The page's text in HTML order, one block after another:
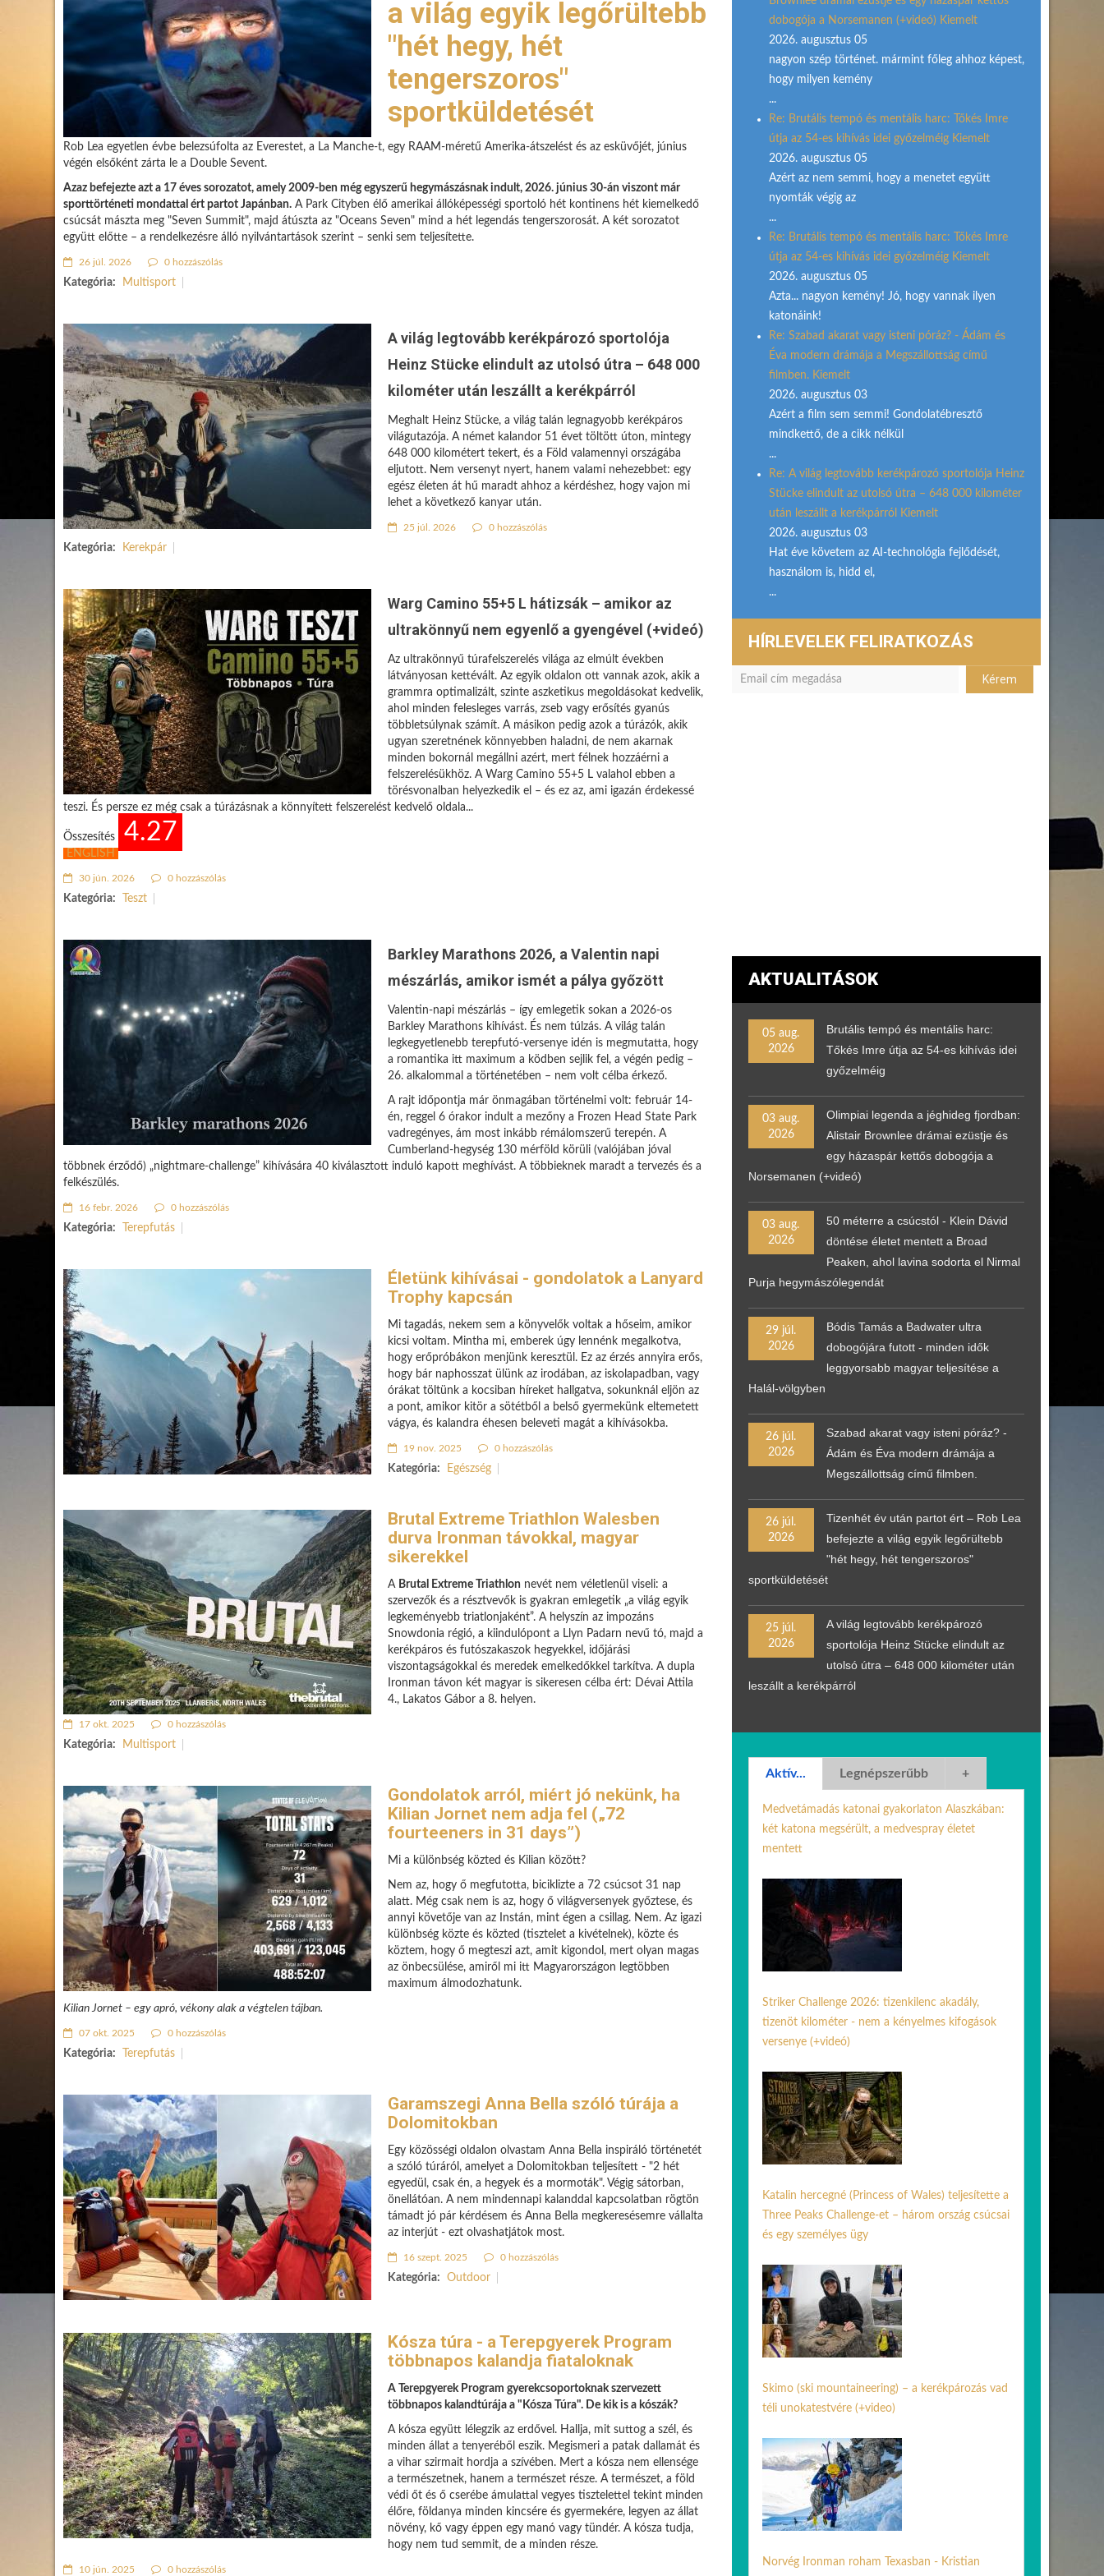
a világ egyik legőrültebb
"hét hegy, hét
tengerszoros"
sportküldetését
Rob Lea egyetlen évbe belezsúfolta az Everestet, a La Manche-t, egy RAAM-méretű Amerika-átszelést és az esküvőjét, június
végén elsőként zárta le a Double Sevent.
Azaz befejezte azt a 17 éves sorozatot, amely 2009-ben még egyszerű hegymászásnak indult, 2026. június 30-án viszont már
sporttörténeti mondattal ért partot Japánban. A Park Cityben élő amerikai állóképességi sportoló hét kontinens hét kiemelkedő
csúcsát mászta meg "Seven Summit", majd átúszta az "Oceans Seven" mind a hét legendás tengerszorosát. A két sorozatot
együtt előtte – a rendelkezésre álló nyilvántartások szerint – senki sem teljesítette.
26 júl. 2026 0 hozzászólás
Kategória: Multisport
A világ legtovább kerékpározó sportolója
Heinz Stücke elindult az utolsó útra – 648 000
kilométer után leszállt a kerékpárról
Meghalt Heinz Stücke, a világ talán legnagyobb kerékpáros
világutazója. A német kalandor 51 évet töltött úton, mintegy
648 000 kilométert tekert, és a Föld valamennyi országába
eljutott. Nem versenyt nyert, hanem valami nehezebbet: egy
egész életen át hű maradt ahhoz a kérdéshez, hogy vajon mi
lehet a következő kanyar után.
25 júl. 2026 0 hozzászólás
Kategória: Kerekpár
Warg Camino 55+5 L hátizsák – amikor az
ultrakönnyű nem egyenlő a gyengével (+videó)
Az ultrakönnyű túrafelszerelés világa az elmúlt években
látványosan kettévált. Az egyik oldalon ott vannak azok, akik a
grammra optimalizált, szinte aszketikus megoldásokat kedvelik,
ahol minden felesleges varrás, zseb vagy erősítés gyanús
többletsúlynak számít. A másikon pedig azok a túrázók, akik
ugyan szeretnének könnyebben haladni, de nem akarnak
minden bokornál megállni azért, mert félnek hozzáérni a
felszerelésükhöz. A Warg Camino 55+5 L valahol ebben a
törésvonalban helyezkedik el – és ez az, ami igazán érdekessé
teszi. És persze ez még csak a túrázásnak a könnyített felszerelést kedvelő oldala...
Összesítés 4.27
ENGLISH
30 jún. 2026 0 hozzászólás
Kategória: Teszt
Barkley Marathons 2026, a Valentin napi
mészárlás, amikor ismét a pálya győzött
Valentin-napi mészárlás – így emlegetik sokan a 2026-os
Barkley Marathons kihívást. És nem túlzás. A világ talán
legkegyetlenebb terepfutó-versenye idén is megmutatta, hogy
a romantika itt maximum a ködben sejlik fel, a végén pedig –
26. alkalommal a történetében – nem volt célba érkező.
A rajt időpontja már önmagában történelmi volt: február 14-
én, reggel 6 órakor indult a mezőny a Frozen Head State Park
vadregényes, ám most inkább rémálomszerű terepén. A
Cumberland-hegység 130 mérföld körüli (valójában jóval
többnek érződő) „nightmare-challenge” kihívására 40 kiválasztott induló kapott meghívást. A többieknek maradt a tervezés és a
felkészülés.
16 febr. 2026 0 hozzászólás
Kategória: Terepfutás
Életünk kihívásai - gondolatok a Lanyard
Trophy kapcsán
Mi tagadás, nekem sem a könyvelők voltak a hőseim, amikor
kicsi voltam. Mintha mi, emberek úgy lennénk megalkotva,
hogy erőpróbákon menjünk keresztül. Ez az érzés annyira erős,
hogy bár naphosszat ülünk az irodában, az iskolapadban, vagy
órákat töltünk a kocsiban híreket hallgatva, sokunknál eljön az
a pont, amikor kitör a sötétből a belső gyermekünk eltemetett
vágya, és kalandra éhesen beleveti magát a kihívásokba.
19 nov. 2025 0 hozzászólás
Kategória: Egészség
Brutal Extreme Triathlon Walesben
durva Ironman távokkal, magyar
sikerekkel
A Brutal Extreme Triathlon nevét nem véletlenül viseli: a
szervezők és a résztvevők is gyakran emlegetik „a világ egyik
legkeményebb triatlonjaként”. A helyszín az impozáns
Snowdonia régió, a kiindulópont a Llyn Padarn nevű tó, majd a
kerékpáros és futószakaszok hegyekkel, időjárási
viszontagságokkal és meredek emelkedőkkel tarkítva. A dupla
Ironman távon két magyar is sikeresen célba ért: Dévai Attila
4., Lakatos Gábor a 8. helyen.
17 okt. 2025 0 hozzászólás
Kategória: Multisport
Gondolatok arról, miért jó nekünk, ha
Kilian Jornet nem adja fel („72
fourteeners in 31 days”)
Mi a különbség közted és Kilian között?
Nem az, hogy ő megfutotta, biciklizte a 72 csúcsot 31 nap
alatt. Még csak nem is az, hogy ő világversenyek győztese, és
annyi követője van az Instán, mint égen a csillag. Nem. Az igazi
különbség közte és közted (tisztelet a kivételnek), közte és
köztem, hogy ő megteszi azt, amit kigondol, mert olyan magas
az önbecsülése, amiről mi itt Magyarországon legtöbben
maximum álmodozhatunk.
Kilian Jornet – egy apró, vékony alak a végtelen tájban.
07 okt. 2025 0 hozzászólás
Kategória: Terepfutás
Garamszegi Anna Bella szóló túrája a
Dolomitokban
Egy közösségi oldalon olvastam Anna Bella inspiráló történetét
a szóló túráról, amelyet a Dolomitokban teljesített - "2 hét
egyedül, csak én, a hegyek és a mormoták". Végig sátorban,
önellátóan. A nem mindennapi kalanddal kapcsolatban rögtön
támadt jó pár kérdésem és Anna Bella megkeresésemre vállalta
az interjút - ezt olvashatjátok most.
16 szept. 2025 0 hozzászólás
Kategória: Outdoor
Kósza túra - a Terepgyerek Program
többnapos kalandja fiataloknak
A Terepgyerek Program gyerekcsoportoknak szervezett
többnapos kalandtúrája a "Kósza Túra". De kik is a kószák?
A kósza együtt lélegzik az erdővel. Hallja, mit suttog a szél, és
minden állat a tenyeréből eszik. Megismeri a patak dallamát és
a vihar szirmait hordja a szívében. Mert a kósza nem ellensége
a természetnek, hanem a természet része. A természet, a föld
védi őt és ő cserébe ámulattal vegyes tisztelettel tekint minden
élőre, földanya minden kincsére és gyermekére, legyen az állat
növény, kő vagy éppen egy manó vagy tündér. A kósza tudja,
hogy nem tud semmit, de a minden része.
10 jún. 2025 0 hozzászólás
dobogója a Norsemanen (+videó) Kiemelt
2026. augusztus 05
nagyon szép történet. mármint főleg ahhoz képest,
hogy milyen kemény
...
Re: Brutális tempó és mentális harc: Tőkés Imre
útja az 54-es kihívás idei győzelméig Kiemelt
2026. augusztus 05
Azért az nem semmi, hogy a menetet együtt
nyomták végig az
...
Re: Brutális tempó és mentális harc: Tőkés Imre
útja az 54-es kihívás idei győzelméig Kiemelt
2026. augusztus 05
Azta... nagyon kemény! Jó, hogy vannak ilyen
katonáink!
Re: Szabad akarat vagy isteni póráz? - Ádám és
Éva modern drámája a Megszállottság című
filmben. Kiemelt
2026. augusztus 03
Azért a film sem semmi! Gondolatébresztő
mindkettő, de a cikk nélkül
...
Re: A világ legtovább kerékpározó sportolója Heinz
Stücke elindult az utolsó útra – 648 000 kilométer
után leszállt a kerékpárról Kiemelt
2026. augusztus 03
Hat éve követem az AI-technológia fejlődését,
használom is, hidd el,
...
HÍRLEVELEK FELIRATKOZÁS
AKTUALITÁSOK
05 aug.
2026
Brutális tempó és mentális harc:
Tőkés Imre útja az 54-es kihívás idei
győzelméig
03 aug.
2026
Olimpiai legenda a jéghideg fjordban:
Alistair Brownlee drámai ezüstje és
egy házaspár kettős dobogója a
Norsemanen (+videó)
03 aug.
2026
50 méterre a csúcstól - Klein Dávid
döntése életet mentett a Broad
Peaken, ahol lavina sodorta el Nirmal
Purja hegymászólegendát
29 júl.
2026
Bódis Tamás a Badwater ultra
dobogójára futott - minden idők
leggyorsabb magyar teljesítése a
Halál-völgyben
26 júl.
2026
Szabad akarat vagy isteni póráz? -
Ádám és Éva modern drámája a
Megszállottság című filmben.
26 júl.
2026
Tizenhét év után partot ért – Rob Lea
befejezte a világ egyik legőrültebb
"hét hegy, hét tengerszoros"
sportküldetését
25 júl.
2026
A világ legtovább kerékpározó
sportolója Heinz Stücke elindult az
utolsó útra – 648 000 kilométer után
leszállt a kerékpárról
Aktív... Legnépszerűbb +
Medvetámadás katonai gyakorlaton Alaszkában:
két katona megsérült, a medvespray életet
mentett
Striker Challenge 2026: tizenkilenc akadály,
tizenöt kilométer - nem a kényelmes kifogások
versenye (+videó)
Katalin hercegné (Princess of Wales) teljesítette a
Three Peaks Challenge-et – három ország csúcsai
és egy személyes ügy
Skimo (ski mountaineering) – a kerékpározás vad
téli unokatestvére (+video)
Norvég Ironman roham Texasban - Kristian